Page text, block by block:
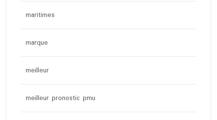
maritimes
marque
meilleur
meilleur pronostic pmu